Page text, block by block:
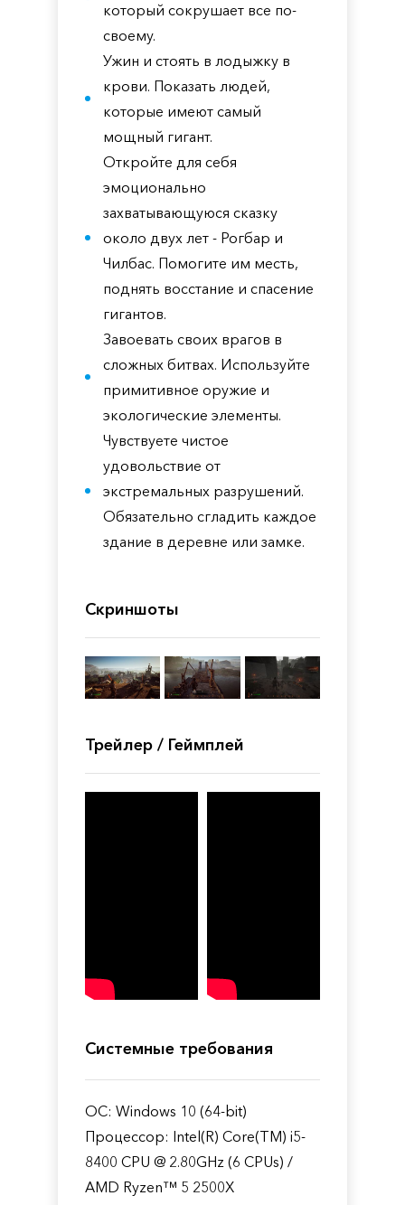
который сокрушает все по-
своему.
Ужин и стоять в лодыжку в
крови. Показать людей,
которые имеют самый
мощный гигант.
Откройте для себя
эмоционально
захватывающуюся сказку
около двух лет - Рогбар и
Чилбас. Помогите им месть,
поднять восстание и спасение
гигантов.
Завоевать своих врагов в
сложных битвах. Используйте
примитивное оружие и
экологические элементы.
Чувствуете чистое
удовольствие от
экстремальных разрушений.
Обязательно сгладить каждое
здание в деревне или замке.
Скриншоты
Трейлер / Геймплей
Системные требования
ОС: Windows 10 (64-bit)
Процессор: Intel(R) Core(TM) i5-
8400 CPU @ 2.80GHz (6 CPUs) /
AMD Ryzen™ 5 2500X